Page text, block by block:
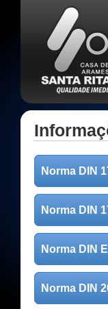
Norma DIN
Norma DIN
Norma DIN
Norma DIN